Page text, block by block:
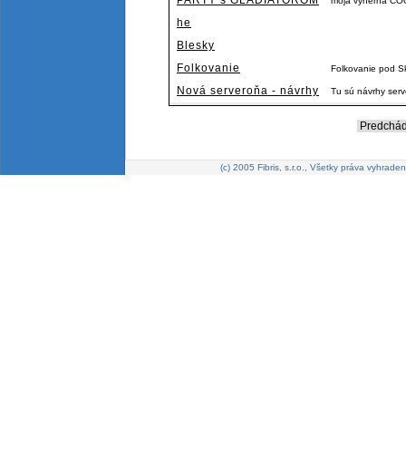
he
Blesky
Folkovanie
Folkovanie pod
Nová serveroňa - návrhy Tu sú návrhy
(c) 2005 Fibris, s.r.o., Všetky práva